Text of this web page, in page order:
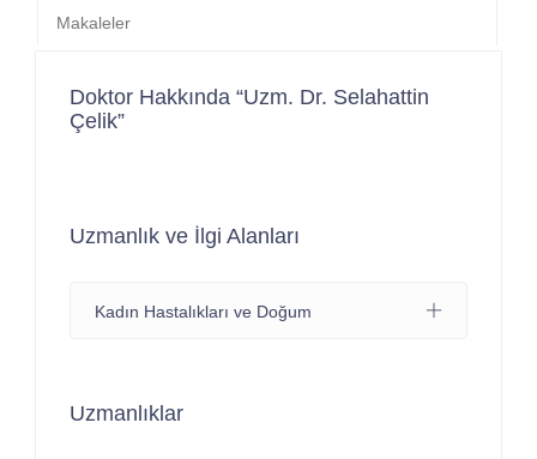
Makaleler
Doktor Hakkında “Uzm. Dr. Selahattin
Çelik”
Uzmanlık ve İlgi Alanları
Kadın Hastalıkları ve Doğum
Uzmanlıklar